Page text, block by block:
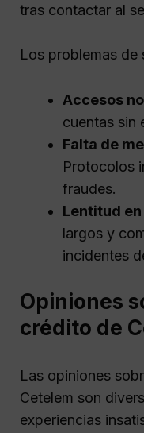
tras contactar al
Los problemas de
Accesos
cuentas sin
Falta de
Protocolos
fraudes.
Lentitud
largos y
incidentes
Opiniones
crédito de
Las opiniones
Cetelem son
experiencias